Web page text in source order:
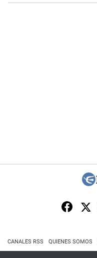
CANALES RSS QUIENES SOMOS